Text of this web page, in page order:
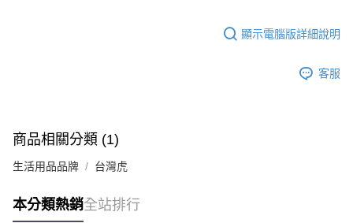
顯示電腦版詳細說明
客服
商品相關分類 (1)
生活用品品牌 台灣虎
本分類熱銷全站排行